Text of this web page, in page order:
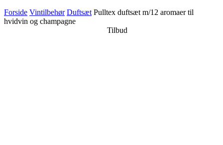
Forside Vintilbehør Duftsæt Pulltex duftsæt m/12 aromaer til
hvidvin og champagne
Tilbud